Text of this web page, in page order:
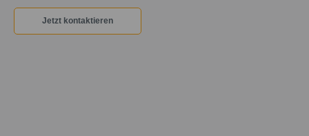
Jetzt kontaktieren